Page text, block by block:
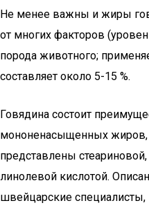
Не менее важны и жиры
от многих факторов
порода животного;
составляет около 5-15 %.
Говядина состоит
мононенасыщенных
представлены
линолевой кислотой.
швейцарские